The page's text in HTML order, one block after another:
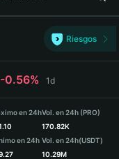
Riesgos
-0.56% 1d
en 24h
en 24h
Vol. en 24h (PRO)
170.82K
Vol. en 24h(USDT)
10.29M